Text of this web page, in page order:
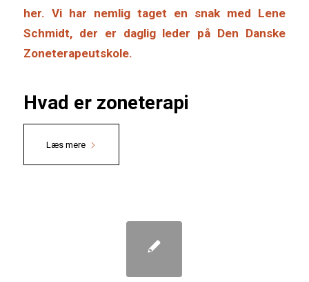
her. Vi har nemlig taget en snak med Lene
Schmidt, der er daglig leder på Den Danske
Zoneterapeutskole.
Hvad er zoneterapi
Læs mere